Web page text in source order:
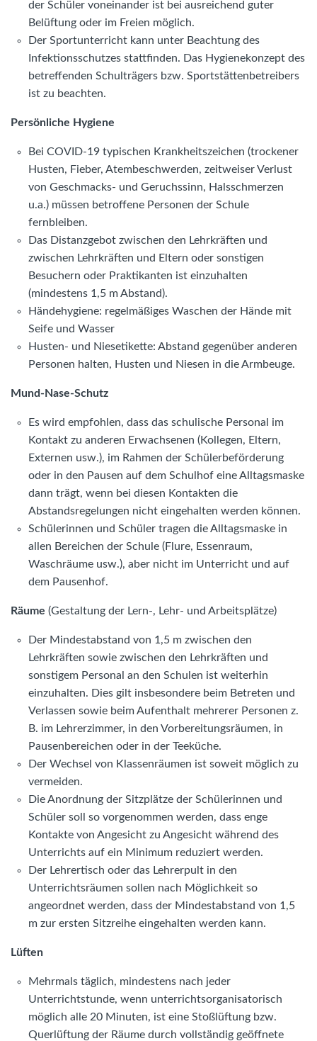
der Schüler voneinander ist bei ausreichend guter
Belüftung oder im Freien möglich.
Der Sportunterricht kann unter Beachtung des
Infektionsschutzes stattfinden. Das Hygienekonzept des
betreffenden Schulträgers bzw. Sportstättenbetreibers
ist zu beachten.
Persönliche Hygiene
Bei COVID-19 typischen Krankheitszeichen (trockener
Husten, Fieber, Atembeschwerden, zeitweiser Verlust
von Geschmacks- und Geruchssinn, Halsschmerzen
u.a.) müssen betroffene Personen der Schule
fernbleiben.
Das Distanzgebot zwischen den Lehrkräften und
zwischen Lehrkräften und Eltern oder sonstigen
Besuchern oder Praktikanten ist einzuhalten
(mindestens 1,5 m Abstand).
Händehygiene: regelmäßiges Waschen der Hände mit
Seife und Wasser
Husten- und Niesetikette: Abstand gegenüber anderen
Personen halten, Husten und Niesen in die Armbeuge.
Mund-Nase-Schutz
Es wird empfohlen, dass das schulische Personal im
Kontakt zu anderen Erwachsenen (Kollegen, Eltern,
Externen usw.), im Rahmen der Schülerbeförderung
oder in den Pausen auf dem Schulhof eine Alltagsmaske
dann trägt, wenn bei diesen Kontakten die
Abstandsregelungen nicht eingehalten werden können.
Schülerinnen und Schüler tragen die Alltagsmaske in
allen Bereichen der Schule (Flure, Essenraum,
Waschräume usw.), aber nicht im Unterricht und auf
dem Pausenhof.
Räume (Gestaltung der Lern-, Lehr- und Arbeitsplätze)
Der Mindestabstand von 1,5 m zwischen den
Lehrkräften sowie zwischen den Lehrkräften und
sonstigem Personal an den Schulen ist weiterhin
einzuhalten. Dies gilt insbesondere beim Betreten und
Verlassen sowie beim Aufenthalt mehrerer Personen z.
B. im Lehrerzimmer, in den Vorbereitungsräumen, in
Pausenbereichen oder in der Teeküche.
Der Wechsel von Klassenräumen ist soweit möglich zu
vermeiden.
Die Anordnung der Sitzplätze der Schülerinnen und
Schüler soll so vorgenommen werden, dass enge
Kontakte von Angesicht zu Angesicht während des
Unterrichts auf ein Minimum reduziert werden.
Der Lehrertisch oder das Lehrerpult in den
Unterrichtsräumen sollen nach Möglichkeit so
angeordnet werden, dass der Mindestabstand von 1,5
m zur ersten Sitzreihe eingehalten werden kann.
Lüften
Mehrmals täglich, mindestens nach jeder
Unterrichtstunde, wenn unterrichtsorganisatorisch
möglich alle 20 Minuten, ist eine Stoßlüftung bzw.
Querlüftung der Räume durch vollständig geöffnete